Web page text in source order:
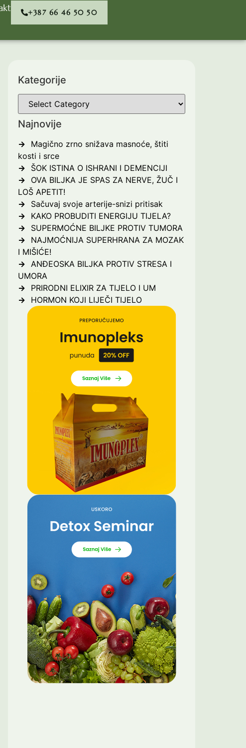
+387 66 46 50 50
Kategorije
Najnovije
Magično zrno snižava masnoće, štiti
kosti i srce
ŠOK ISTINA O ISHRANI I DEMENCIJI
OVA BILJKA JE SPAS ZA NERVE, ŽUČ I
LOŠ APETIT!
Sačuvaj svoje arterije-snizi pritisak
KAKO PROBUDITI ENERGIJU TIJELA?
SUPERMOĆNE BILJKE PROTIV TUMORA
NAJMOĆNIJA SUPERHRANA ZA MOZAK
I MIŠIĆE!
ANĐEOSKA BILJKA PROTIV STRESA I
UMORA
PRIRODNI ELIXIR ZA TIJELO I UM
HORMON KOJI LIJEČI TIJELO